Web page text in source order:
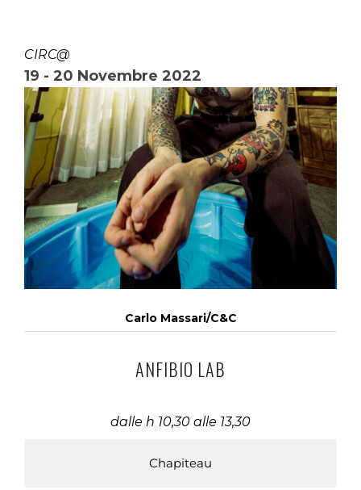
CIRC@
19 - 20 Novembre 2022
Carlo Massari/C&C
ANFIBIO LAB
dalle h 10,30 alle 13,30
Chapiteau